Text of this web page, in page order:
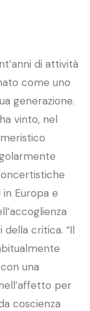
di attività
come uno
generazione.
vinto, nel
Europa e
critica. “Il
una
per
coscienza